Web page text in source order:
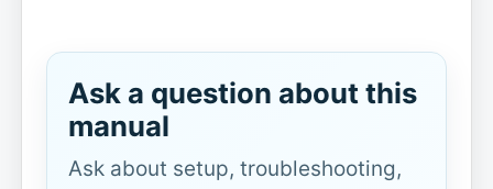
Ask a question about this
manual
Ask about setup, troubleshooting,